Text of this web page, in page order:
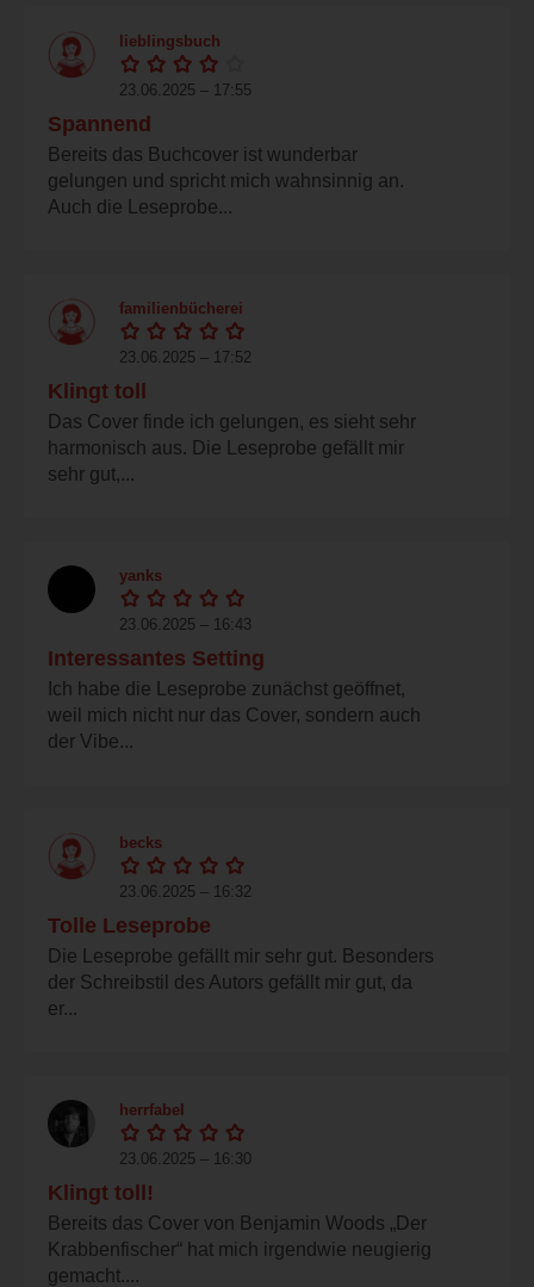
lieblingsbuch
23.06.2025 – 17:55
Spannend
Bereits das Buchcover ist wunderbar
gelungen und spricht mich wahnsinnig an.
Auch die Leseprobe...
familienbücherei
23.06.2025 – 17:52
Klingt toll
Das Cover finde ich gelungen, es sieht sehr
harmonisch aus. Die Leseprobe gefällt mir
sehr gut,...
yanks
23.06.2025 – 16:43
Interessantes Setting
Ich habe die Leseprobe zunächst geöffnet,
weil mich nicht nur das Cover, sondern auch
der Vibe...
becks
23.06.2025 – 16:32
Tolle Leseprobe
Die Leseprobe gefällt mir sehr gut. Besonders
der Schreibstil des Autors gefällt mir gut, da
er...
herrfabel
23.06.2025 – 16:30
Klingt toll!
Bereits das Cover von Benjamin Woods „Der
Krabbenfischer“ hat mich irgendwie neugierig
gemacht....